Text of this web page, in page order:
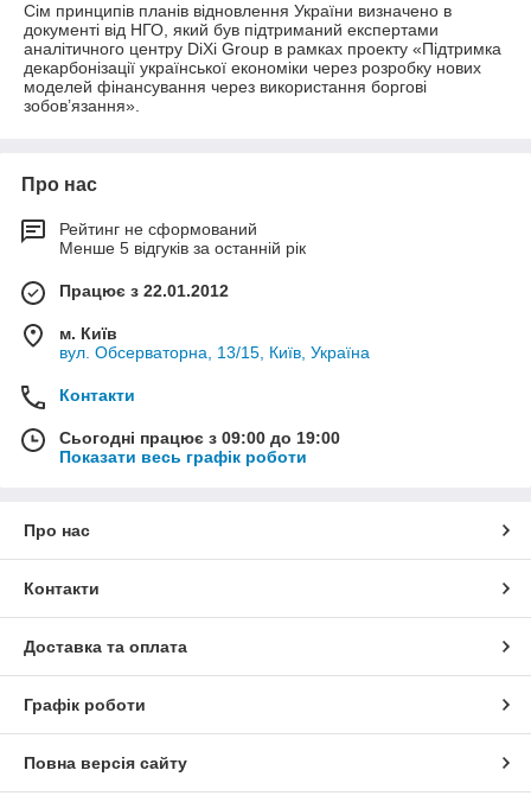
Сім принципів планів відновлення України визначено в
документі від НГО, який був підтриманий експертами
аналітичного центру DiXi Group в рамках проекту «Підтримка
декарбонізації української економіки через розробку нових
моделей фінансування через використання боргові
зобов’язання».
Про нас
Рейтинг не сформований
Менше 5 відгуків за останній рік
Працює з 22.01.2012
м. Київ
вул. Обсерваторна, 13/15, Київ, Україна
Контакти
Сьогодні працює з 09:00 до 19:00
Показати весь графік роботи
Про нас
Контакти
Доставка та оплата
Графік роботи
Повна версія сайту